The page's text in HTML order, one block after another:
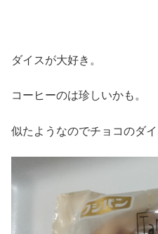
ダイスが大好き。
コーヒーのは珍しいかも。
似たようなのでチョコのダ